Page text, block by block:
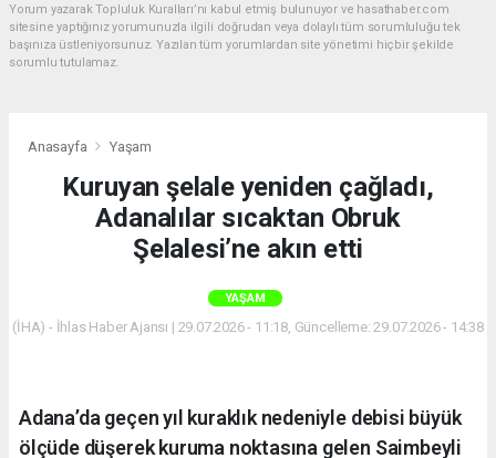
Yorum yazarak Topluluk Kuralları’nı kabul etmiş bulunuyor ve hasathaber.com
sitesine yaptığınız yorumunuzla ilgili doğrudan veya dolaylı tüm sorumluluğu tek
başınıza üstleniyorsunuz. Yazılan tüm yorumlardan site yönetimi hiçbir şekilde
sorumlu tutulamaz.
Anasayfa Yaşam
Kuruyan şelale yeniden çağladı,
Adanalılar sıcaktan Obruk
Şelalesi’ne akın etti
YAŞAM
(İHA) - İhlas Haber Ajansı | 29.07.2026 - 11:18, Güncelleme: 29.07.2026 - 14:38
Adana’da geçen yıl kuraklık nedeniyle debisi büyük
ölçüde düşerek kuruma noktasına gelen Saimbeyli